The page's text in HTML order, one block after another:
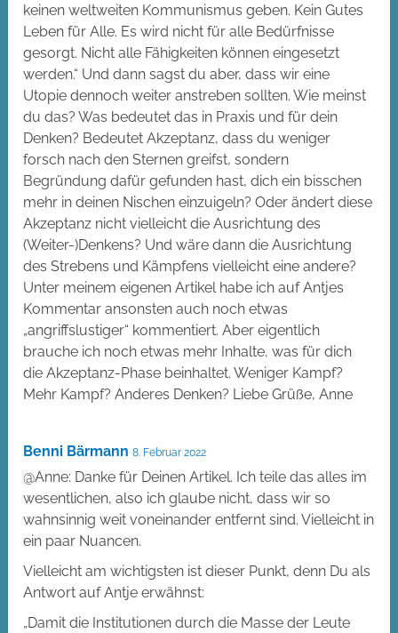
keinen weltweiten Kommunismus geben. Kein Gutes
Leben für Alle. Es wird nicht für alle Bedürfnisse
gesorgt. Nicht alle Fähigkeiten können eingesetzt
werden.“ Und dann sagst du aber, dass wir eine
Utopie dennoch weiter anstreben sollten. Wie meinst
du das? Was bedeutet das in Praxis und für dein
Denken? Bedeutet Akzeptanz, dass du weniger
forsch nach den Sternen greifst, sondern
Begründung dafür gefunden hast, dich ein bisschen
mehr in deinen Nischen einzuigeln? Oder ändert diese
Akzeptanz nicht vielleicht die Ausrichtung des
(Weiter-)Denkens? Und wäre dann die Ausrichtung
des Strebens und Kämpfens vielleicht eine andere?
Unter meinem eigenen Artikel habe ich auf Antjes
Kommentar ansonsten auch noch etwas
„angriffslustiger“ kommentiert. Aber eigentlich
brauche ich noch etwas mehr Inhalte, was für dich
die Akzeptanz-Phase beinhaltet. Weniger Kampf?
Mehr Kampf? Anderes Denken? Liebe Grüße, Anne
Benni Bärmann 8. Februar 2022
@Anne: Danke für Deinen Artikel. Ich teile das alles im
wesentlichen, also ich glaube nicht, dass wir so
wahnsinnig weit voneinander entfernt sind. Vielleicht in
ein paar Nuancen.
Vielleicht am wichtigsten ist dieser Punkt, denn Du als
Antwort auf Antje erwähnst:
„Damit die Institutionen durch die Masse der Leute